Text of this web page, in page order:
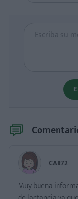
CAR72
Muy buena